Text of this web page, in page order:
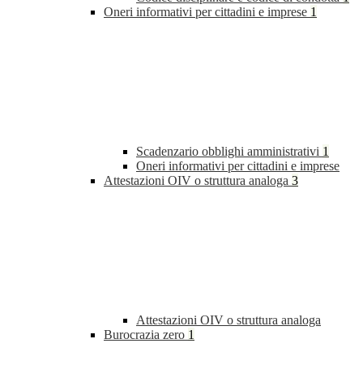
Oneri informativi per cittadini e imprese 1
Scadenzario obblighi amministrativi 1
Oneri informativi per cittadini e imprese
Attestazioni OIV o struttura analoga 3
Attestazioni OIV o struttura analoga
Burocrazia zero 1